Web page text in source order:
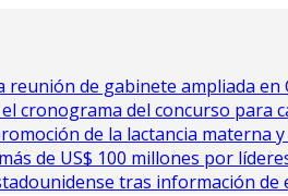
reunión de gabinete ampliada en
cronograma del concurso para
de la lactancia materna
de US$ 100 millones por
tras información de